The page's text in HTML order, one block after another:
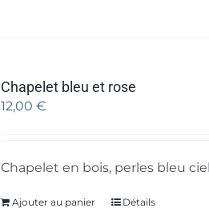
Chapelet bleu et rose
12,00 €
Chapelet en bois, perles bleu
Ajouter au panier Détails